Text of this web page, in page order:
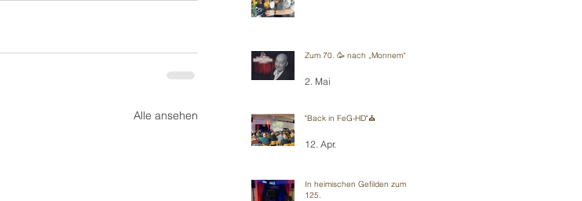
Alle ansehen
Zum 70. 🥳 nach „Monnem“
2. Mai
"Back in FeG-HD"⛪️
12. Apr.
In heimischen Gefilden zum
125.